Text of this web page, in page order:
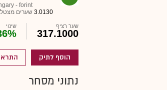
3.0130
- forint
שערים
שער רציף
317.1000
שינוי
הוסף לתיק
נתוני מסחר